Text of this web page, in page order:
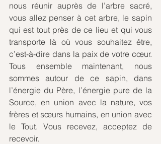
nous réunir auprès de l’arbre sacré,
vous allez penser à cet arbre, le sapin
qui est tout près de ce lieu et qui vous
transporte là où vous souhaitez être,
c’est-à-dire dans la paix de votre cœur.
Tous ensemble maintenant, nous
sommes autour de ce sapin, dans
l’énergie du Père, l’énergie pure de la
Source, en union avec la nature, vos
frères et sœurs humains, en union avec
le Tout. Vous recevez, acceptez de
recevoir.